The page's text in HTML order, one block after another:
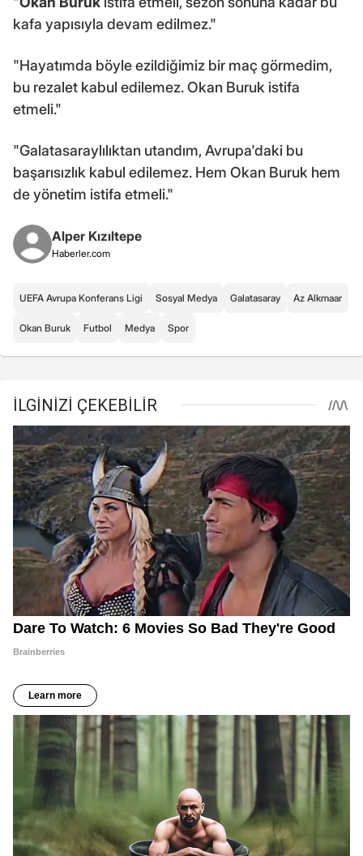
kafa yapısıyla devam edilmez."
"Hayatımda böyle ezildiğimiz bir maç görmedim,
bu rezalet kabul edilemez. Okan Buruk istifa
etmeli."
"Galatasaraylılıktan utandım, Avrupa'daki bu
başarısızlık kabul edilemez. Hem Okan Buruk hem
de yönetim istifa etmeli."
Alper Kızıltepe
Haberler.com
UEFA Avrupa Konferans Ligi Sosyal Medya Galatasaray Az Alkmaar
Okan Buruk Futbol Medya Spor